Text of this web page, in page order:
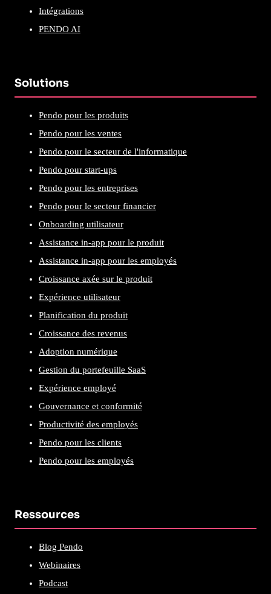
Intégrations
PENDO AI
Solutions
Pendo pour les produits
Pendo pour les ventes
Pendo pour le secteur de l'informatique
Pendo pour start-ups
Pendo pour les entreprises
Pendo pour le secteur financier
Onboarding utilisateur
Assistance in-app pour le produit
Assistance in-app pour les employés
Croissance axée sur le produit
Expérience utilisateur
Planification du produit
Croissance des revenus
Adoption numérique
Gestion du portefeuille SaaS
Expérience employé
Gouvernance et conformité
Productivité des employés
Pendo pour les clients
Pendo pour les employés
Ressources
Blog Pendo
Webinaires
Podcast